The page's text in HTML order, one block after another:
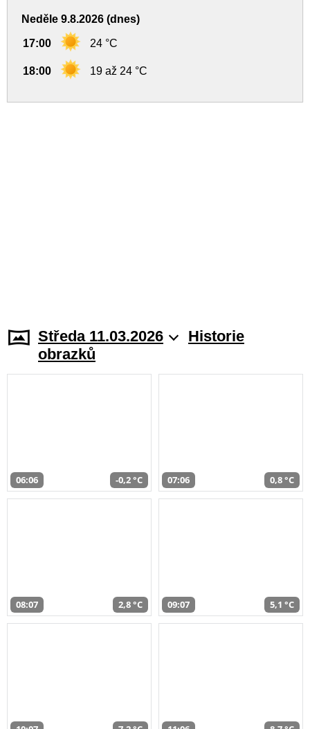
Neděle 9.8.2026 (dnes)
17:00 24 °C
18:00 19 až 24 °C
Středa 11.03.2026
Historie
obrazků
06:06 -0,2 °C 07:06 0,8 °C
08:07 2,8 °C 09:07 5,1 °C